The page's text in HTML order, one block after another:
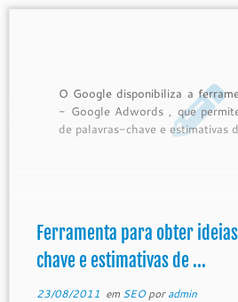
O Google disponibiliza a
- Google Adwords , que
de palavras-chave e estimativas
Ferramenta para obter
chave e estimativas de ...
23/08/2011 em SEOporadmin